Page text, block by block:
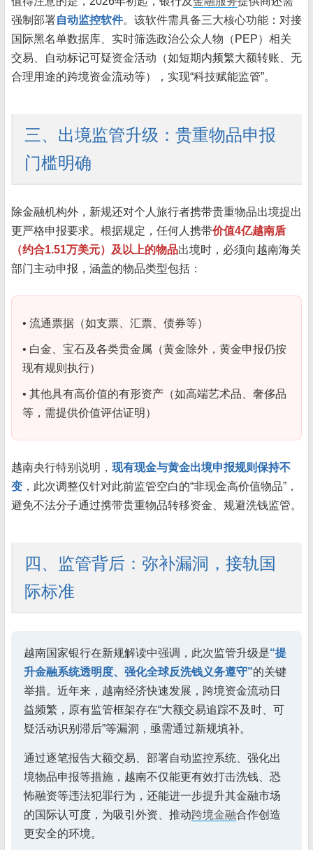
强制部署自动监控软件。该软件需具备三大核心功能：对接
国际黑名单数据库、实时筛选政治公众人物（PEP）相关
交易、自动标记可疑资金活动（如短期内频繁大额转账、无
合理用途的跨境资金流动等），实现“科技赋能监管”。
三、出境监管升级：贵重物品申报
门槛明确
除金融机构外，新规还对个人旅行者携带贵重物品出境提出
更严格申报要求。根据规定，任何人携带价值4亿越南盾
（约合1.51万美元）及以上的物品出境时，必须向越南海关
部门主动申报，涵盖的物品类型包括：
• 流通票据（如支票、汇票、债券等）
• 白金、宝石及各类贵金属（黄金除外，黄金申报仍按
现有规则执行）
• 其他具有高价值的有形资产（如高端艺术品、奢侈品
等，需提供价值评估证明）
越南央行特别说明， 现有现金与黄金出境申报规则保持不
变 ，此次调整仅针对此前监管空白的“非现金高价值物品”，
避免不法分子通过携带贵重物品转移资金、规避洗钱监管。
四、监管背后：弥补漏洞，接轨国
际标准
越南国家银行在新规解读中强调，此次监管升级是“提
升金融系统透明度、强化全球反洗钱义务遵守”的关键
举措。近年来，越南经济快速发展，跨境资金流动日
益频繁，原有监管框架存在“大额交易追踪不及时、可
疑活动识别滞后”等漏洞，亟需通过新规填补。
通过逐笔报告大额交易、部署自动监控系统、强化出
境物品申报等措施，越南不仅能更有效打击洗钱、恐
怖融资等违法犯罪行为，还能进一步提升其金融市场
的国际认可度，为吸引外资、推动跨境金融合作创造
更安全的环境。